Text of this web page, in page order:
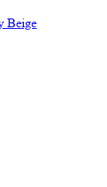
Beige